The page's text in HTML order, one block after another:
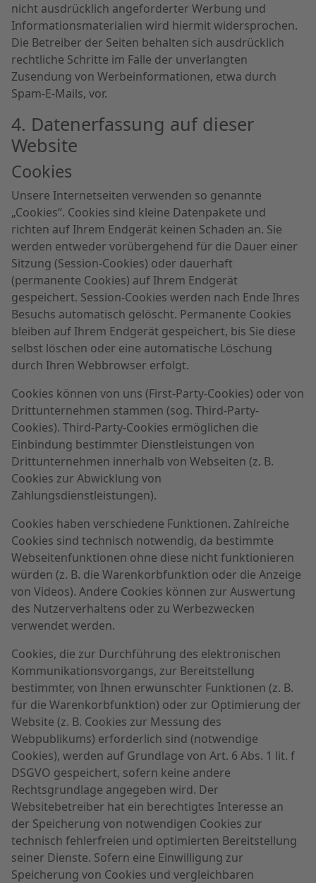
nicht ausdrücklich angeforderter Werbung und
Informationsmaterialien wird hiermit widersprochen.
Die Betreiber der Seiten behalten sich ausdrücklich
rechtliche Schritte im Falle der unverlangten
Zusendung von Werbeinformationen, etwa durch
Spam-E-Mails, vor.
4. Datenerfassung auf dieser
Website
Cookies
Unsere Internetseiten verwenden so genannte
„Cookies“. Cookies sind kleine Datenpakete und
richten auf Ihrem Endgerät keinen Schaden an. Sie
werden entweder vorübergehend für die Dauer einer
Sitzung (Session-Cookies) oder dauerhaft
(permanente Cookies) auf Ihrem Endgerät
gespeichert. Session-Cookies werden nach Ende Ihres
Besuchs automatisch gelöscht. Permanente Cookies
bleiben auf Ihrem Endgerät gespeichert, bis Sie diese
selbst löschen oder eine automatische Löschung
durch Ihren Webbrowser erfolgt.
Cookies können von uns (First-Party-Cookies) oder von
Drittunternehmen stammen (sog. Third-Party-
Cookies). Third-Party-Cookies ermöglichen die
Einbindung bestimmter Dienstleistungen von
Drittunternehmen innerhalb von Webseiten (z. B.
Cookies zur Abwicklung von
Zahlungsdienstleistungen).
Cookies haben verschiedene Funktionen. Zahlreiche
Cookies sind technisch notwendig, da bestimmte
Webseitenfunktionen ohne diese nicht funktionieren
würden (z. B. die Warenkorbfunktion oder die Anzeige
von Videos). Andere Cookies können zur Auswertung
des Nutzerverhaltens oder zu Werbezwecken
verwendet werden.
Cookies, die zur Durchführung des elektronischen
Kommunikationsvorgangs, zur Bereitstellung
bestimmter, von Ihnen erwünschter Funktionen (z. B.
für die Warenkorbfunktion) oder zur Optimierung der
Website (z. B. Cookies zur Messung des
Webpublikums) erforderlich sind (notwendige
Cookies), werden auf Grundlage von Art. 6 Abs. 1 lit. f
DSGVO gespeichert, sofern keine andere
Rechtsgrundlage angegeben wird. Der
Websitebetreiber hat ein berechtigtes Interesse an
der Speicherung von notwendigen Cookies zur
technisch fehlerfreien und optimierten Bereitstellung
seiner Dienste. Sofern eine Einwilligung zur
Speicherung von Cookies und vergleichbaren